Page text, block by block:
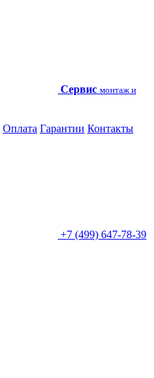
Сервис монтаж и
Оплата Гарантии Контакты
+7 (499) 647-78-39